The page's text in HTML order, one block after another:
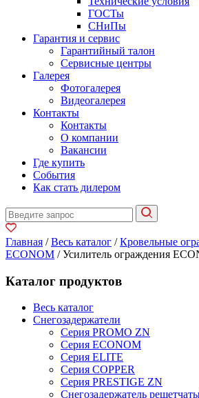
ГОСТы
СНиПы
Гарантия и сервис
Гарантийный талон
Сервисные центры
Галерея
Фотогалерея
Видеогалерея
Контакты
Контакты
О компании
Вакансии
Где купить
События
Как стать дилером
Главная /Весь каталог /Кровельные
ECONOM / Усилитель ограждения
Каталог продуктов
Весь каталог
Снегозадержатели
Серия PROMO ZN
Серия ECONOM
Серия ELITE
Серия COPPER
Серия PRESTIGE ZN
Снегозадержатель